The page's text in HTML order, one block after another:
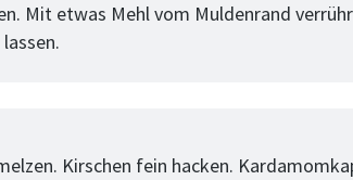
Mit etwas Mehl vom Muldenrand
Kirschen fein hacken.